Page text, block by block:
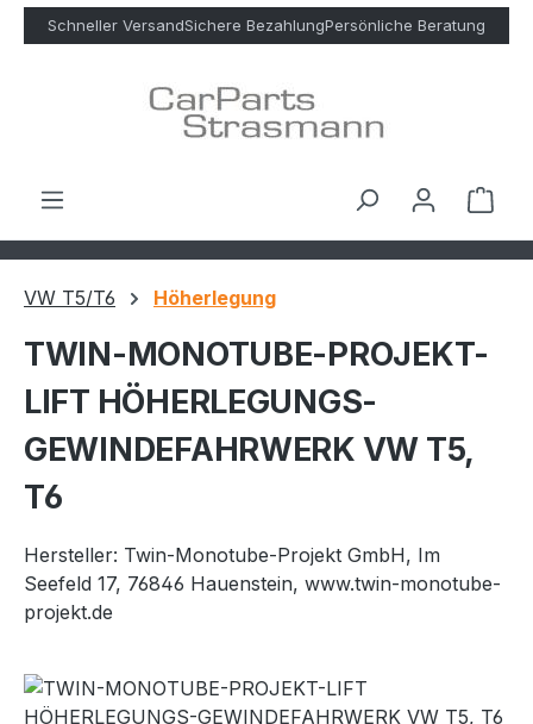
Zum Hauptinhalt springen
Schneller VersandSichere BezahlungPersönliche Beratung
VW T5/T6 Höherlegung
TWIN-MONOTUBE-PROJEKT-
LIFT HÖHERLEGUNGS-
GEWINDEFAHRWERK VW T5,
T6
Hersteller: Twin-Monotube-Projekt GmbH, Im
Seefeld 17, 76846 Hauenstein, www.twin-monotube-
projekt.de
Bildergalerie überspringen